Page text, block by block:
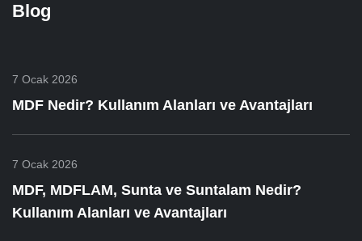
Blog
7 Ocak 2026
MDF Nedir? Kullanım Alanları ve Avantajları
7 Ocak 2026
MDF, MDFLAM, Sunta ve Suntalam Nedir?
Kullanım Alanları ve Avantajları